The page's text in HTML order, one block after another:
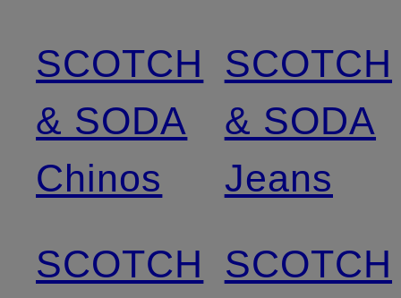
SCOTCH
& SODA
Chinos
SCOTCH
SCOTCH
& SODA
Jeans
SCOTCH